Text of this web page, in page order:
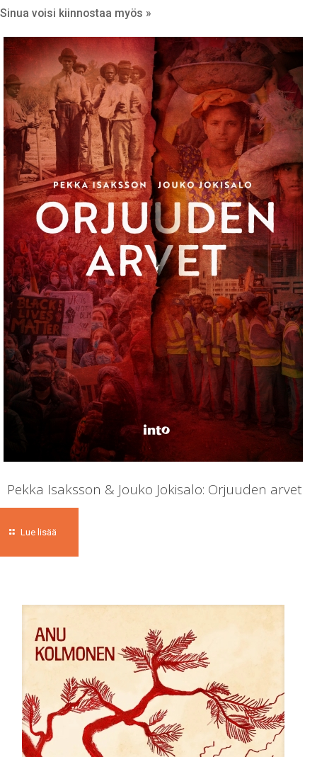
Sinua voisi kiinnostaa myös »
Pekka Isaksson & Jouko Jokisalo: Orjuuden arvet
Lue lisää